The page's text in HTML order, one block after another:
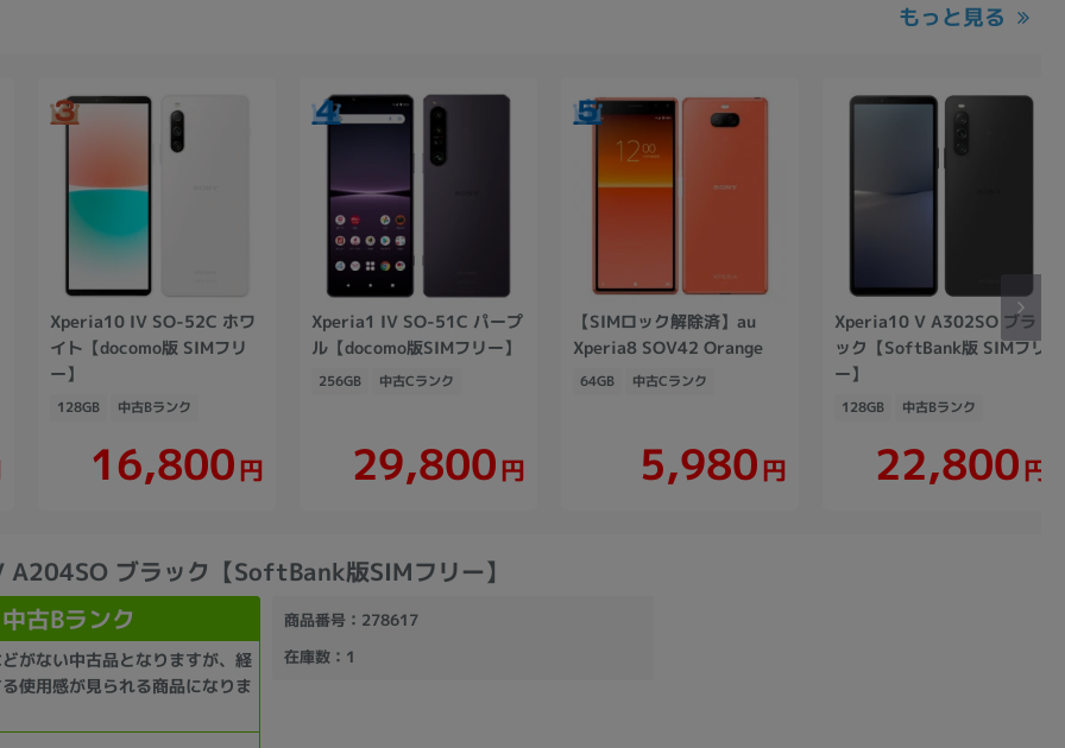
もっと見る
Xperia10 IV SO-52C ホワ
イト【docomo版 SIMフリ
ー】
128GB 中古Bランク
16,800円
Xperia1 IV SO-51C パープ
ル【docomo版SIMフリー】
256GB 中古Cランク
29,800円
【SIMロック解除済】au
Xperia8 SOV42 Orange
64GB 中古Cランク
5,980円
Xperia10 V A302SO ブラ
ック【SoftBank版 SIMフリ
ー】
128GB 中古Bランク
22,800円
ブラック【SoftBank版SIMフリー】
中古Bランク
がない中古品となりますが、経
使用感が見られる商品になりま
商品番号：278617
在庫数：1